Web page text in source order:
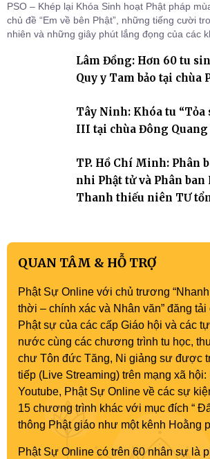
PSO – Khép lại Khóa Sinh hoạt Phật pháp
chủ đề “Em về bên Phật”, những tiếng cười
nhiên và những giây phút lắng đọng của các
Tháp). Những tuần tu học ngắn ngủi nhưng
trang quý báu, gieo những hạt giống thiện l
Lâm Đồng: Hơn 60 tu
Quy y Tam bảo tại chùa
Tây Ninh: Khóa tu “Tỏa
III tại chùa Đông Quang
TP. Hồ Chí Minh: Phân
nhi Phật tử và Phân ban
Thanh thiếu niên TƯ
QUAN TÂM & HỖ TRỢ
Phật Sự Online với chủ trương
thời – chính xác và Nhân văn” đăng tải
Phật sự của các cấp Giáo hội và các
nước cùng các chương trình tu học,
chư Tôn đức Tăng, Ni giảng sư được
tiếp (Live Streaming) trên mạng xã hội:
Youtube, Phật Sự Online về các sự
15 chương trình khác với mục đích “
thông Phật giáo như một kênh Hoằng
Phật Sự Online có trên 60 nhân sự là